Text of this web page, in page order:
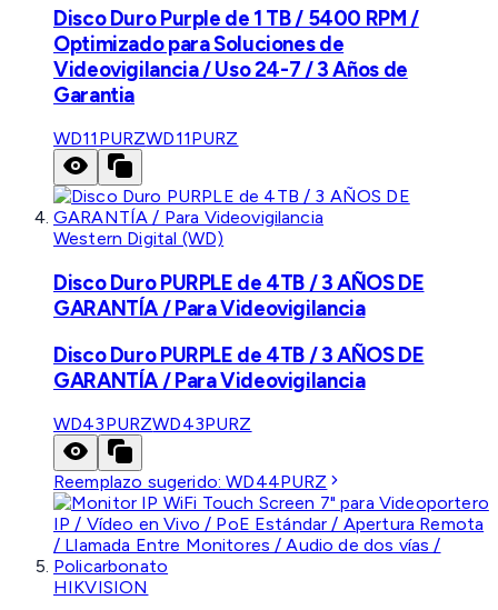
Disco Duro Purple de 1 TB / 5400 RPM /
Optimizado para Soluciones de
Videovigilancia / Uso 24-7 / 3 Años de
Garantia
WD11PURZWD11PURZ
Western Digital (WD)
Disco Duro PURPLE de 4TB / 3 AÑOS DE
GARANTÍA / Para Videovigilancia
Disco Duro PURPLE de 4TB / 3 AÑOS DE
GARANTÍA / Para Videovigilancia
WD43PURZWD43PURZ
Reemplazo sugerido:WD44PURZ
HIKVISION